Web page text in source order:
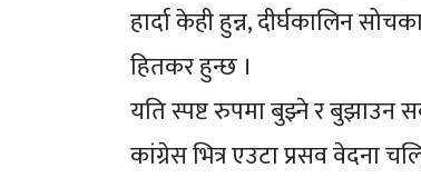
हार्दा केही हुन्न, दीर्घकालिन
हितकर हुन्छ ।
यति स्पष्ट रुपमा बुझ्ने र बुझाउन
कांग्रेस भित्र एउटा प्रसव वेदना